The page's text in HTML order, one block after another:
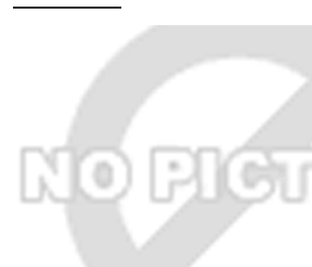
许多短线(<> 4、混合接地 混合接地既包含了
了多点接地的特性。 电磁屏蔽室 如：系统内
射频部分则需要多点接地，混合接地使用电抗性器
呈现不同的特性，这在宽带敏感电路中是必要的
钢板屏蔽机房也是屏蔽机房中常见的一种类型，
主要以钢板屏蔽材料为主。钢板屏蔽机房的材料选
技术人员们多去了解，只有真正了解了这两个方面
造钢板屏蔽机房。 钢板屏蔽机房材料的选择
磁屏蔽主要用于针对电磁波的屏蔽的，相比静电屏
的导电性要求更高、更严格。所以选择屏蔽体时，
2、钢板屏蔽机房的屏蔽材料要以铁为基体，并
情况下，2mm的钢板即可; 3、除了屏蔽体材料
钢保险库门相对较重，因此当门打开时，每个人
门。有时可以，但是如果操作时间较长，很容易
3、登录密码需要被打乱：许多人在下意识地关
没有被打乱，这会产生后遗症，如果有犯罪分子的
的，因此为了防止这种情况的发生，客户仍然要小心